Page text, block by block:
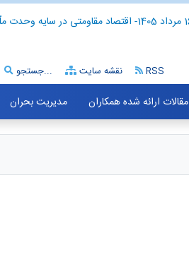
- اقتصاد مقاومتی در سایه وحدت
جستجو... نقشه سایت RSS
مقالات ارائه شده همکاران مدیریت بحران